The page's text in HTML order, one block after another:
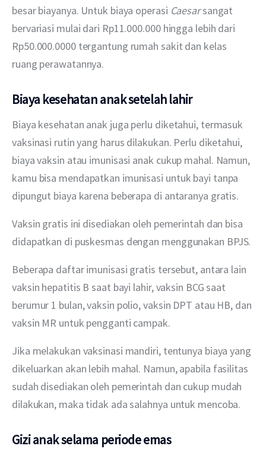
besar biayanya. Untuk biaya operasi Caesar sangat
bervariasi mulai dari Rp11.000.000 hingga lebih dari
Rp50.000.0000 tergantung rumah sakit dan kelas
ruang perawatannya.
Biaya kesehatan anak setelah lahir
Biaya kesehatan anak juga perlu diketahui, termasuk
vaksinasi rutin yang harus dilakukan. Perlu diketahui,
biaya vaksin atau imunisasi anak cukup mahal. Namun,
kamu bisa mendapatkan imunisasi untuk bayi tanpa
dipungut biaya karena beberapa di antaranya gratis.
Vaksin gratis ini disediakan oleh pemerintah dan bisa
didapatkan di puskesmas dengan menggunakan BPJS.
Beberapa daftar imunisasi gratis tersebut, antara lain
vaksin hepatitis B saat bayi lahir, vaksin BCG saat
berumur 1 bulan, vaksin polio, vaksin DPT atau HB, dan
vaksin MR untuk pengganti campak.
Jika melakukan vaksinasi mandiri, tentunya biaya yang
dikeluarkan akan lebih mahal. Namun, apabila fasilitas
sudah disediakan oleh pemerintah dan cukup mudah
dilakukan, maka tidak ada salahnya untuk mencoba.
Gizi anak selama periode emas